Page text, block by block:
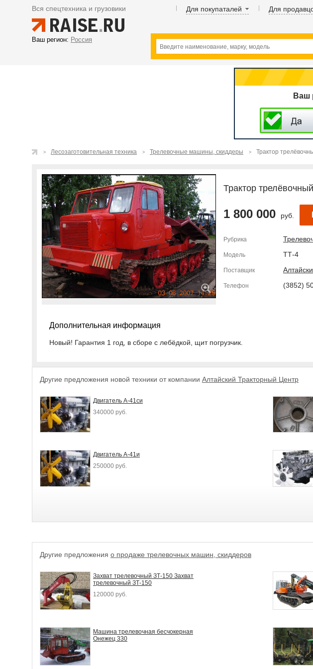
Вся спецтехника и грузовики Для покупаталей Для
Ваш регион: Россия
Ваш
Лесозаготовительная техника Трелевочные машины, скиддеры Трактор
Трактор
1 800 000 руб.
Рубрика
Модель ТТ-4
Поставщик
Телефон (3852)
Дополнительная информация
Новый! Гарантия 1 год, в сборе с лебёдкой, щит погрузчик.
Другие предложения новой техники от компании Алтайский Тракторный Центр
Двигатель А-41си
340000 руб.
Двигатель А-41и
250000 руб.
Другие предложения о продаже трелевочных машин, скиддеров
Захват трелевочный ЗТ-150 Захват
трелевочный ЗТ-150
120000 руб.
Машина трелевочная бесчокерная
Онежец 330